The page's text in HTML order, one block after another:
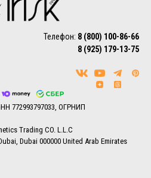
Телефон: 8 (800) 100-86-66
8 (925) 179-13-75
772993797033, ОГРНИП
Trading CO. L.L.C
Dubai 000000 United Arab Emirates